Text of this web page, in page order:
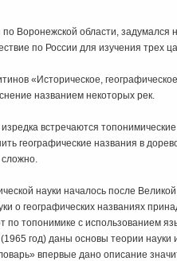
Воронежской области, задумался
по России для изучения трех
«Историческое,
названием некоторых рек.
встречаются
географические названия в
сложно.
науки началось после
о географических названиях
топонимике с использованием
год) даны основы теории науки
впервые дано описание